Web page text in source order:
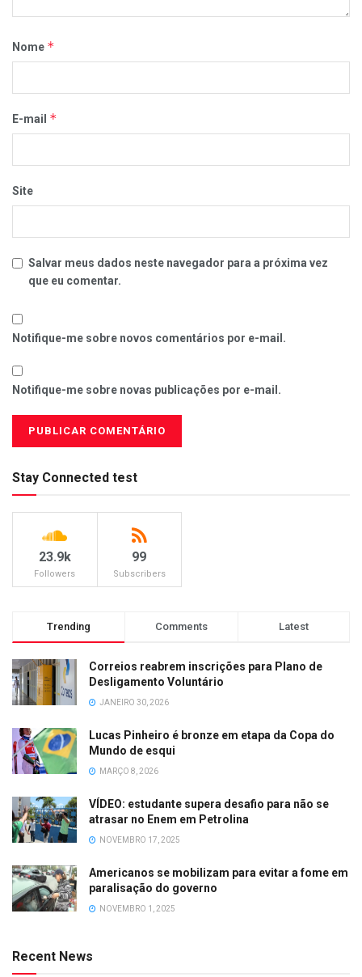
Nome *
E-mail *
Site
Salvar meus dados neste navegador para a próxima vez
que eu comentar.
Notifique-me sobre novos comentários por e-mail.
Notifique-me sobre novas publicações por e-mail.
Stay Connected test
23.9k
Followers
99
Subscribers
Trending Comments Latest
Correios reabrem inscrições para Plano de
Desligamento Voluntário
JANEIRO 30, 2026
Lucas Pinheiro é bronze em etapa da Copa do
Mundo de esqui
MARÇO 8, 2026
VÍDEO: estudante supera desafio para não se
atrasar no Enem em Petrolina
NOVEMBRO 17, 2025
Americanos se mobilizam para evitar a fome em
paralisação do governo
NOVEMBRO 1, 2025
Recent News